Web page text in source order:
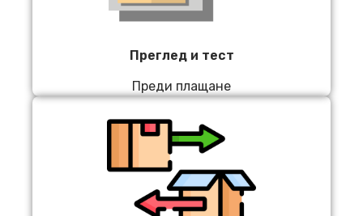
Преглед и тест
Преди плащане